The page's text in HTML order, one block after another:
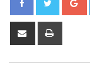
Share